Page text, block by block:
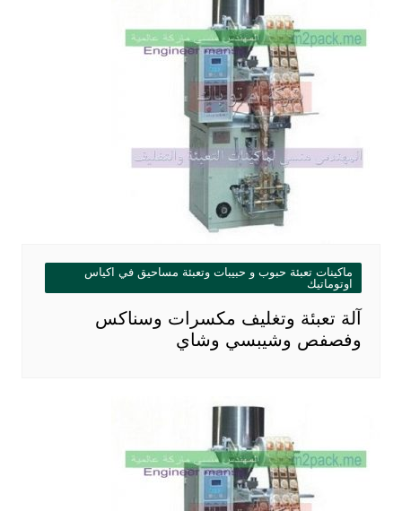
ماكينات تعبئة حبوب و حبيبات وتعبئة مساحيق في اكياس
اوتوماتيك
آلة تعبئة وتغليف مكسرات وسناكس
وفصفص وشيبسي وشاي